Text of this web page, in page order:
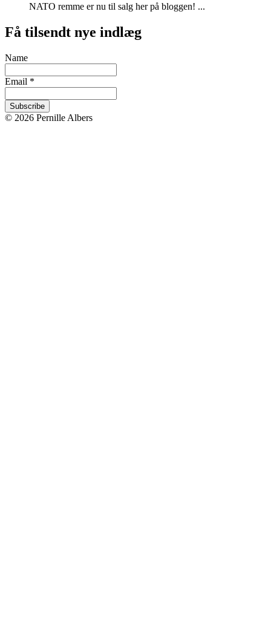
NATO remme er nu til salg her på bloggen! ...
Få tilsendt nye indlæg
Name
Email *
© 2026 Pernille Albers